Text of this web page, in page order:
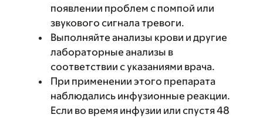
появлении проблем с помпой или
звукового сигнала тревоги.
Выполняйте анализы крови и другие
лабораторные анализы в
соответствии с указаниями врача.
При применении этого препарата
наблюдались инфузионные реакции.
Если во время инфузии или спустя 48